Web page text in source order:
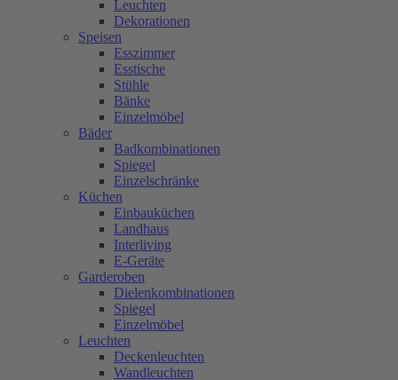
Leuchten
Dekorationen
Speisen
Esszimmer
Esstische
Stühle
Bänke
Einzelmöbel
Bäder
Badkombinationen
Spiegel
Einzelschränke
Küchen
Einbauküchen
Landhaus
Interliving
E-Geräte
Garderoben
Dielenkombinationen
Spiegel
Einzelmöbel
Leuchten
Deckenleuchten
Wandleuchten